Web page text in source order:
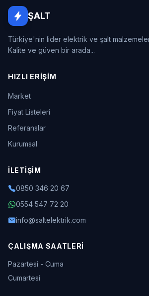
ŞALT
Türkiye'nin lider elektrik ve şalt
Kalite ve güven bir arada...
HIZLI ERIŞIM
Market
Fiyat Listeleri
Referanslar
Kurumsal
İLETIŞIM
0850 346 20 67
0554 547 72 20
info@saltelektrik.com
ÇALIŞMA SAATLERI
Pazartesi - Cuma
Cumartesi